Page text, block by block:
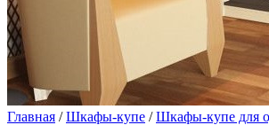
Главная /Шкафы-купе /Шкафы-купе для